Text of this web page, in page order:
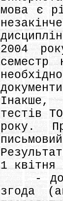
мова є
2004
семестр
Інакше,
тестів
року.
1 квітня
- до
згода